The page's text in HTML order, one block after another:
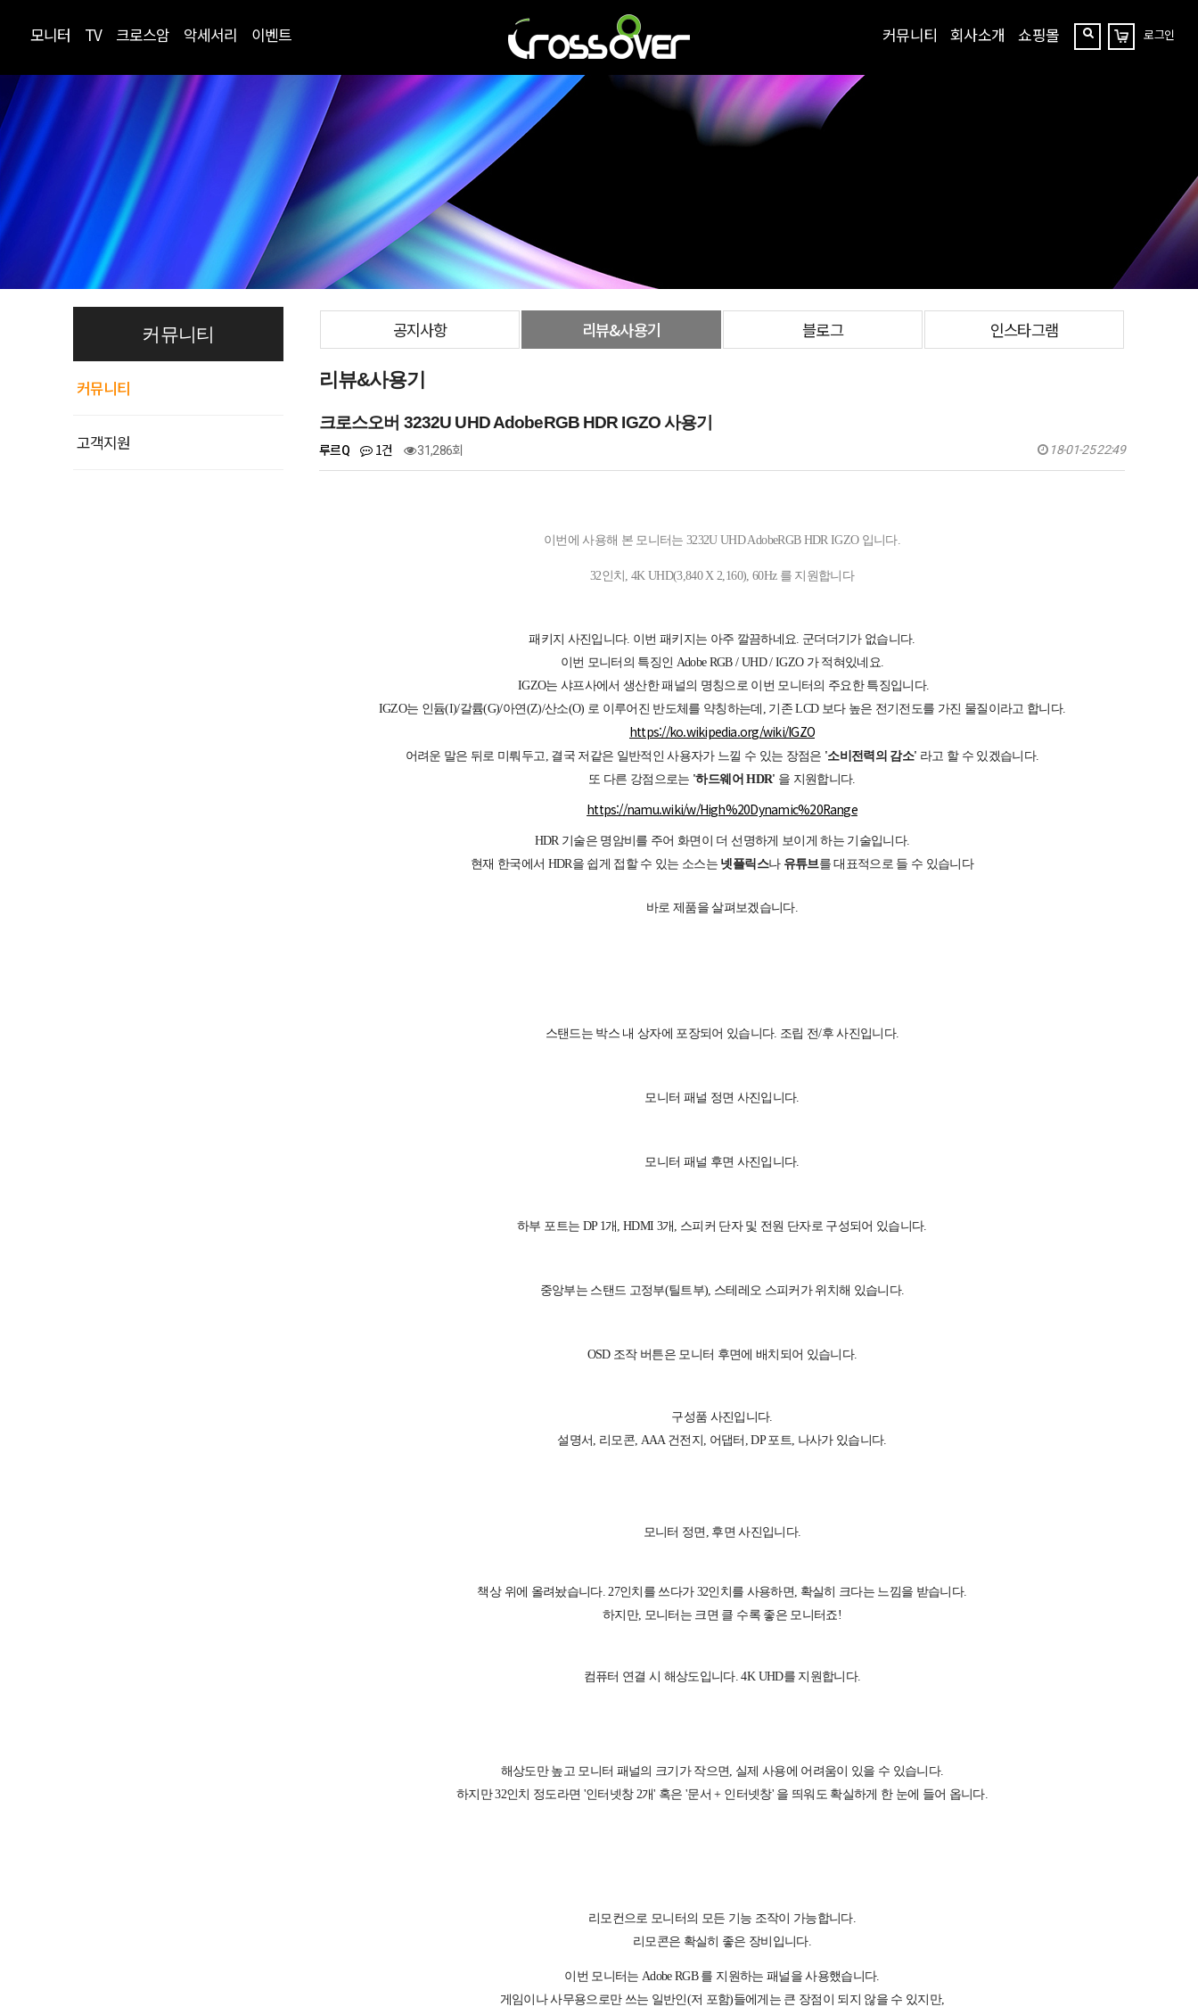
모니터 TV 크로스암 악세서리 이벤트 커뮤니티 회사소개 쇼핑몰
찾
장
바
로그인
커뮤니티
커뮤니티
고객지원
공지사항 리뷰&사용기 블로그 인스타그램
리뷰&사용기
크로스오버 3232U UHD AdobeRGB HDR IGZO 사용기
루르Q 1건 31,286회 18-01-25 22:49
이번에 사용해 본 모니터는 3232U UHD AdobeRGB HDR IGZO 입니다.
32인치, 4K UHD(3,840 X 2,160), 60Hz 를 지원합니다
패키지 사진입니다. 이번 패키지는 아주 깔끔하네요. 군더더기가 없습니다.
이번 모니터의 특징인 Adobe RGB / UHD / IGZO 가 적혀있네요.
IGZO는 샤프사에서 생산한 패널의 명칭으로 이번 모니터의 주요한 특징입니다.
IGZO는 인듐(I)/갈륨(G)/아연(Z)/산소(O) 로 이루어진 반도체를 약칭하는데, 기존 LCD 보다 높은 전기전도를 가진 물질이라고 합니다.
https://ko.wikipedia.org/wiki/IGZO
어려운 말은 뒤로 미뤄두고, 결국 저같은 일반적인 사용자가 느낄 수 있는 장점은 '소비전력의 감소' 라고 할 수 있겠습니다.
또 다른 강점으로는 '하드웨어 HDR' 을 지원합니다.
https://namu.wiki/w/High%20Dynamic%20Range
HDR 기술은 명암비를 주어 화면이 더 선명하게 보이게 하는 기술입니다.
현재 한국에서 HDR을 쉽게 접할 수 있는 소스는 넷플릭스나 유튜브를 대표적으로 들 수 있습니다
바로 제품을 살펴보겠습니다.
스탠드는 박스 내 상자에 포장되어 있습니다. 조립 전/후 사진입니다.
모니터 패널 정면 사진입니다.
모니터 패널 후면 사진입니다.
하부 포트는 DP 1개, HDMI 3개, 스피커 단자 및 전원 단자로 구성되어 있습니다.
중앙부는 스탠드 고정부(틸트부), 스테레오 스피커가 위치해 있습니다.
OSD 조작 버튼은 모니터 후면에 배치되어 있습니다.
구성품 사진입니다.
설명서, 리모콘, AAA 건전지, 어댑터, DP 포트, 나사가 있습니다.
모니터 정면, 후면 사진입니다.
책상 위에 올려놨습니다. 27인치를 쓰다가 32인치를 사용하면, 확실히 크다는 느낌을 받습니다.
하지만, 모니터는 크면 클 수록 좋은 모니터죠!
컴퓨터 연결 시 해상도입니다. 4K UHD를 지원합니다.
해상도만 높고 모니터 패널의 크기가 작으면, 실제 사용에 어려움이 있을 수 있습니다.
하지만 32인치 정도라면 '인터넷창 2개' 혹은 '문서 + 인터넷창' 을 띄워도 확실하게 한 눈에 들어 옵니다.
리모컨으로 모니터의 모든 기능 조작이 가능합니다.
리모콘은 확실히 좋은 장비입니다.
이번 모니터는 Adobe RGB 를 지원하는 패널을 사용했습니다.
게임이나 사무용으로만 쓰는 일반인(저 포함)들에게는 큰 장점이 되지 않을 수 있지만,